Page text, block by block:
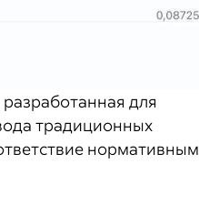
для
традиционных
нормативным